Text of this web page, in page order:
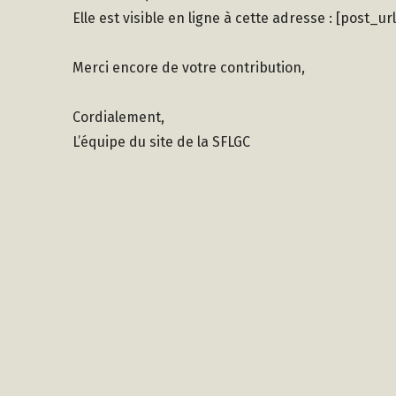
Elle est visible en ligne à cette adresse :
Merci encore de votre contribution,
Cordialement,
L’équipe du site de la SFLGC